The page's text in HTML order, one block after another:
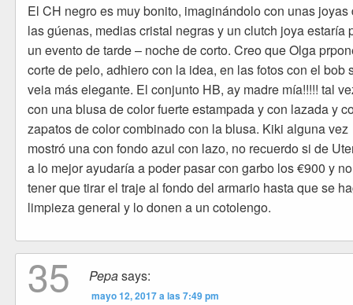
El CH negro es muy bonito, imaginándolo con unas joyas
las gúenas, medias cristal negras y un clutch joya estaría
un evento de tarde – noche de corto. Creo que Olga
corte de pelo, adhiero con la idea, en las fotos con el bob
veia más elegante. El conjunto HB, ay madre mía!!!!! tal
con una blusa de color fuerte estampada y con lazada y
zapatos de color combinado con la blusa. Kiki alguna vez
mostró una con fondo azul con lazo, no recuerdo si de
a lo mejor ayudaría a poder pasar con garbo los €900 y no
tener que tirar el traje al fondo del armario hasta que se
limpieza general y lo donen a un cotolengo.
35 Pepasays:
mayo 12, 2017 a las 7:49 pm